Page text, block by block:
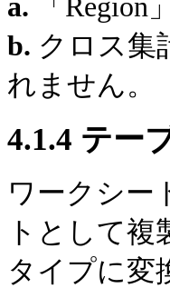
a. 「
b. クロス集
れません。
4.1.4 テー
ワークシー
トとして
タイプに変